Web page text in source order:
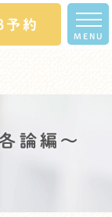
予約
MENU
論編～